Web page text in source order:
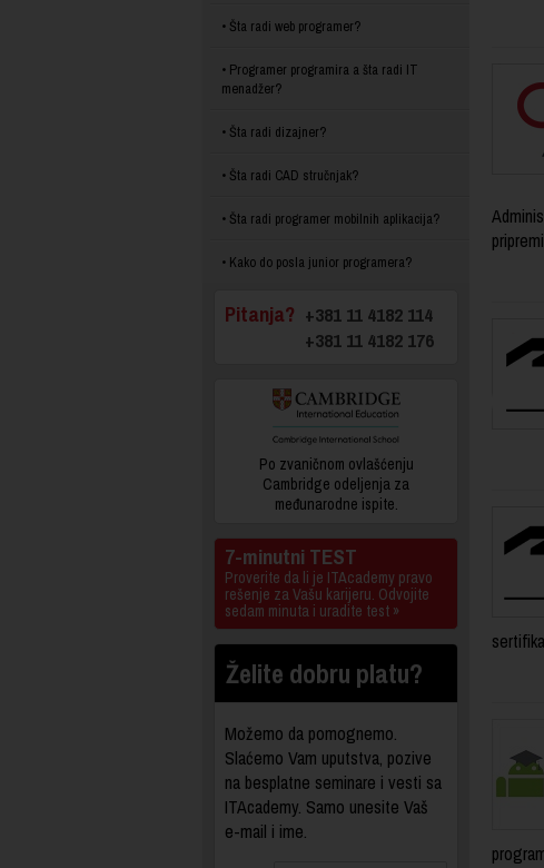
Šta radi web programer?
Programer programira a šta radi IT
menadžer?
Šta radi dizajner?
Šta radi CAD stručnjak?
Šta radi programer mobilnih aplikacija?
Kako do posla junior programera?
Pitanja? +381 11 4182 114
+381 11 4182 176
Po zvaničnom ovlašćenju
Cambridge odeljenja za
međunarodne ispite.
7-minutni TEST
Proverite da li je ITAcademy pravo
rešenje za Vašu karijeru. Odvojite
sedam minuta i uradite test »
Želite dobru platu?
Možemo da pomognemo.
Slaćemo Vam uputstva, pozive
na besplatne seminare i vesti sa
ITAcademy. Samo unesite Vaš
e-mail i ime.